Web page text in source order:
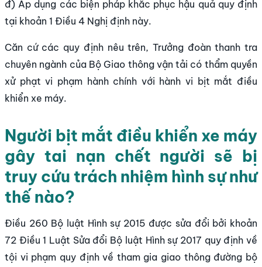
đ) Áp dụng các biện pháp khắc phục hậu quả quy định
tại khoản 1 Điều 4 Nghị định này.
Căn cứ các quy định nêu trên, Trưởng đoàn thanh tra
chuyên ngành của Bộ Giao thông vận tải có thẩm quyền
xử phạt vi phạm hành chính với hành vi bịt mắt điều
khiển xe máy.
Người bịt mắt điều khiển xe máy
gây tai nạn chết người sẽ bị
truy cứu trách nhiệm hình sự như
thế nào?
Điều 260 Bộ luật Hình sự 2015 được sửa đổi bởi khoản
72 Điều 1 Luật Sửa đổi Bộ luật Hình sự 2017 quy định về
tội vi phạm quy định về tham gia giao thông đường bộ